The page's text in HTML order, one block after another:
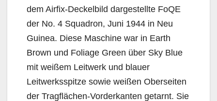
dem Airfix-Deckelbild dargestellte FoQE
der No. 4 Squadron, Juni 1944 in Neu
Guinea. Diese Maschine war in Earth
Brown und Foliage Green über Sky Blue
mit weißem Leitwerk und blauer
Leitwerksspitze sowie weißen Oberseiten
der Tragflächen-Vorderkanten getarnt. Sie